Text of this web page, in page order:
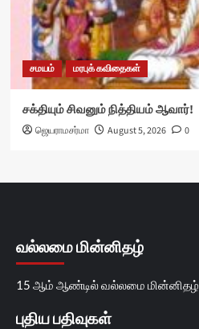
சமயம் மரபுக் கவிதைகள்
சக்தியும் சிவனும் நித்தியம் ஆவார்!
ஜெயராமசர்மா August 5, 2026 0
வல்லமை மின்னிதழ்
15 ஆம் ஆண்டில் வல்லமை மின்னிதழ்
புதிய பதிவுகள்